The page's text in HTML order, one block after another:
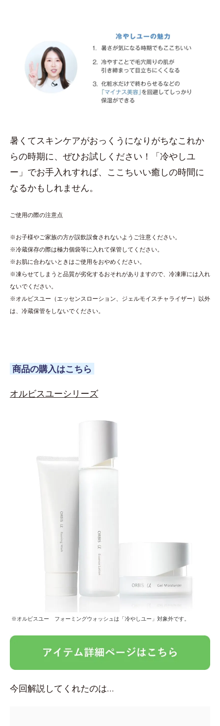
暑くてスキンケアがおっくうになりがちなこれか
らの時期に、ぜひお試しください！「冷やしユ
ー」でお手入れすれば、ここちいい癒しの時間に
なるかもしれません。
ご使用の際の注意点
※お子様やご家族の方が誤飲誤食されないようご注意ください。
※冷蔵保存の際は極力個袋等に入れて保管してください。
※お肌に合わないときはご使用をおやめください。
※凍らせてしまうと品質が劣化するおそれがありますので、冷凍庫には入れ
ないでください。
※オルビスユー（エッセンスローション、ジェルモイスチャライザー）以外
は、冷蔵保管をしないでください。
商品の購入はこちら
オルビスユーシリーズ
※オルビスユー フォーミングウォッシュは「冷やしユー」対象外です。
今回解説してくれたのは…